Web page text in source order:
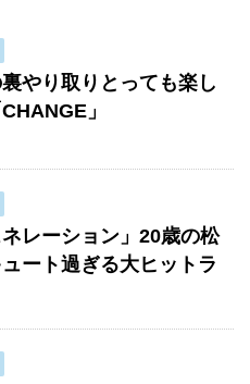
やり取りとっても楽し
」
ネレーション」20歳の松
ート過ぎる大ヒットラ